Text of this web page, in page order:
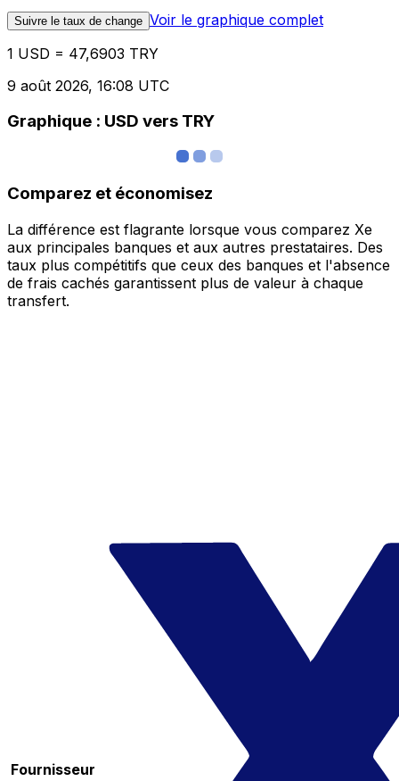
Suivre le taux de change Voir le graphique complet
1 USD = 47,6903 TRY
9 août 2026, 16:08 UTC
Graphique : USD vers TRY
Comparez et économisez
La différence est flagrante lorsque vous comparez Xe
aux principales banques et aux autres prestataires. Des
taux plus compétitifs que ceux des banques et l'absence
de frais cachés garantissent plus de valeur à chaque
transfert.
Fournisseur